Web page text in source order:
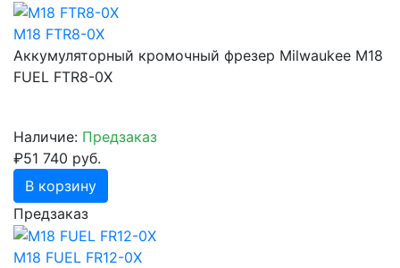
M18 FTR8-0X
Аккумуляторный кромочный фрезер Milwaukee M18
FUEL FTR8-0X
Наличие: Предзаказ
₽51 740 руб.
В корзину
Предзаказ
M18 FUEL FR12-0X